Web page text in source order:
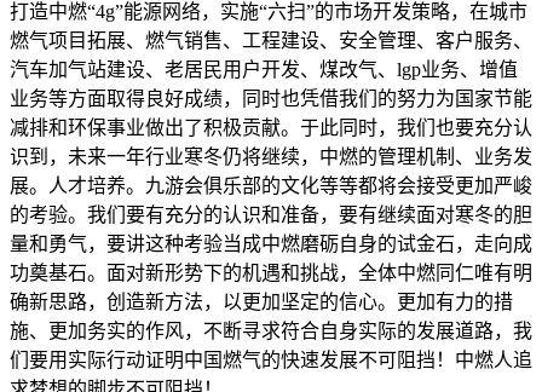
打造中燃“4g”能源网络，实施“六扫”的市场开发策略，在城市
燃气项目拓展、燃气销售、工程建设、安全管理、客户服务、
汽车加气站建设、老居民用户开发、煤改气、lgp业务、增值
业务等方面取得良好成绩，同时也凭借我们的努力为国家节能
减排和环保事业做出了积极贡献。于此同时，我们也要充分认
识到，未来一年行业寒冬仍将继续，中燃的管理机制、业务发
展。人才培养。九游会俱乐部的文化等等都将会接受更加严峻
的考验。我们要有充分的认识和准备，要有继续面对寒冬的胆
量和勇气，要讲这种考验当成中燃磨砺自身的试金石，走向成
功奠基石。面对新形势下的机遇和挑战，全体中燃同仁唯有明
确新思路，创造新方法，以更加坚定的信心。更加有力的措
施、更加务实的作风，不断寻求符合自身实际的发展道路，我
们要用实际行动证明中国燃气的快速发展不可阻挡！中燃人追